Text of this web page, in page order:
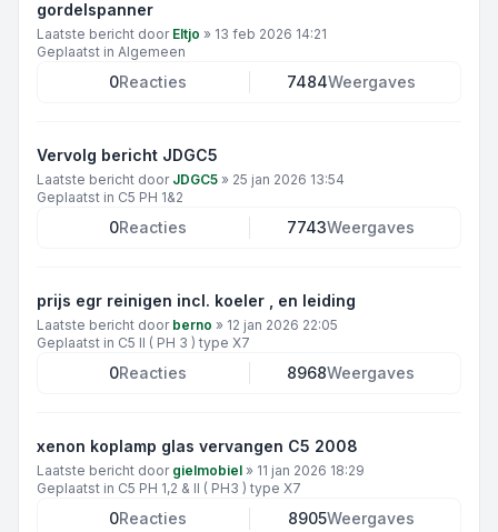
gordelspanner
Laatste bericht door Eltjo » 13 feb 2026 14:21
Geplaatst in Algemeen
0Reacties 7484Weergaves
Vervolg bericht JDGC5
Laatste bericht door JDGC5 » 25 jan 2026 13:54
Geplaatst in C5 PH 1&2
0Reacties 7743Weergaves
prijs egr reinigen incl. koeler , en leiding
Laatste bericht door berno » 12 jan 2026 22:05
Geplaatst in C5 II ( PH 3 ) type X7
0Reacties 8968Weergaves
xenon koplamp glas vervangen C5 2008
Laatste bericht door gielmobiel » 11 jan 2026 18:29
Geplaatst in C5 PH 1,2 & II ( PH3 ) type X7
0Reacties 8905Weergaves